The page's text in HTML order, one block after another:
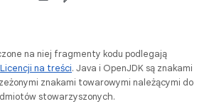
na niej fragmenty kodu podlegają
Licencji na treści. Java i OpenJDK są znakami
znakami towarowymi należącymi do
stowarzyszonych.